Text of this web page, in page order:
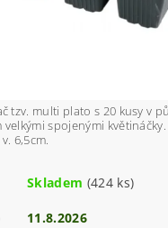
tzv. multi plato s 20 kusy v
velkými spojenými
6,5cm.
Skladem (424 ks)
11.8.2026